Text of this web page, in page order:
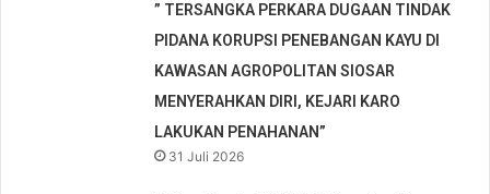
” TERSANGKA PERKARA DUGAAN TINDAK
PIDANA KORUPSI PENEBANGAN KAYU DI
KAWASAN AGROPOLITAN SIOSAR
MENYERAHKAN DIRI, KEJARI KARO
LAKUKAN PENAHANAN”
31 Juli 2026